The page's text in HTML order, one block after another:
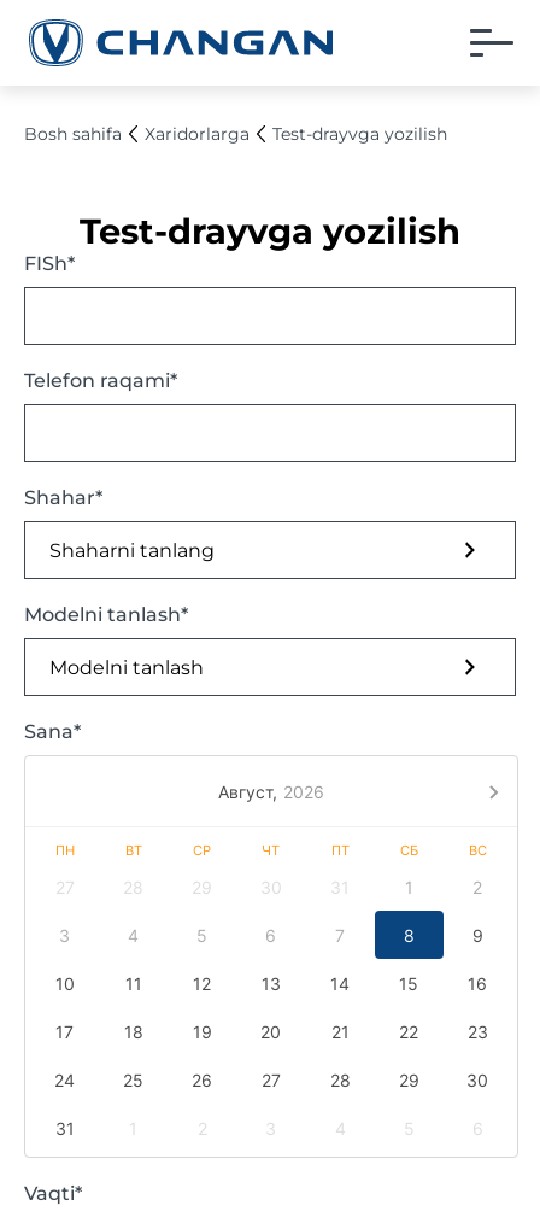
Bosh sahifa Xaridorlarga Test-drayvga yozilish
Test-drayvga yozilish
FISh*
Telefon raqami*
Shahar*
Shaharni tanlang
Modelni tanlash*
Modelni tanlash
Sana*
Август, 2026
ПН ВТ СР ЧТ ПТ СБ ВС
27 28 29 30 31 1 2
3 4 5 6 7 8 9
10 11 12 13 14 15 16
17 18 19 20 21 22 23
24 25 26 27 28 29 30
31 1 2 3 4 5 6
Vaqti*